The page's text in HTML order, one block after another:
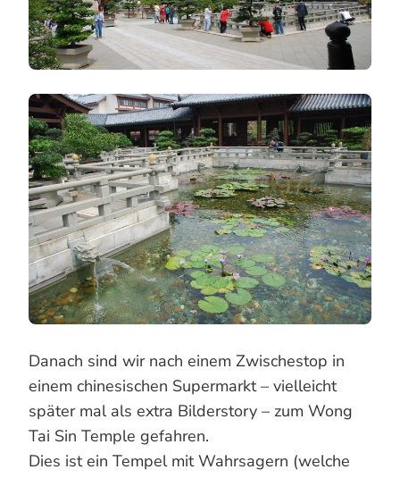
Danach sind wir nach einem Zwischestop in
einem chinesischen Supermarkt – vielleicht
später mal als extra Bilderstory – zum Wong
Tai Sin Temple gefahren.
Dies ist ein Tempel mit Wahrsagern (welche